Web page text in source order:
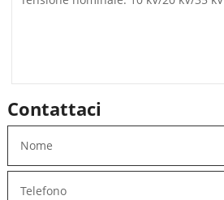
Contattaci